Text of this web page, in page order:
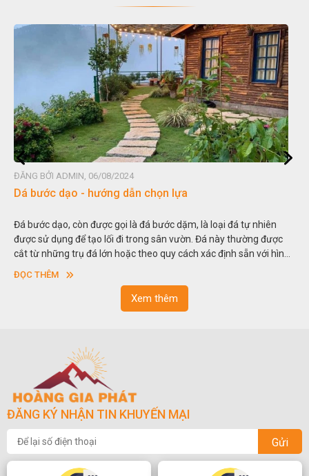
06/08/2024
- hướng dẫn chọn lựa
còn được gọi là đá bước dặm, là loại đá tự nhiên
để tạo lối đi trong sân vườn. Đá này thường được
trụ đá lớn hoặc theo quy cách xác định sẵn với hình
chữ nhật và có độ dày khác nhau.
Hòn non bộ
thu nhỏ, đưa
trong các
Xem thêm
ĐĂNG KÝ NHẬN TIN KHUYẾN MẠI
Gửi